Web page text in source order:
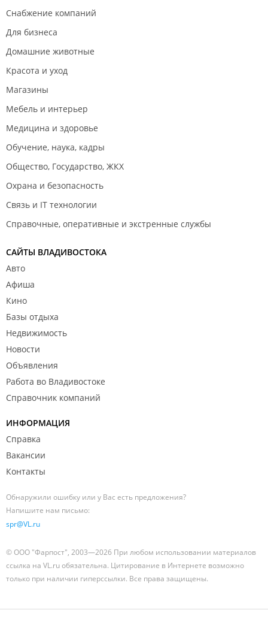
Снабжение компаний
Для бизнеса
Домашние животные
Красота и уход
Магазины
Мебель и интерьер
Медицина и здоровье
Обучение, наука, кадры
Общество, Государство, ЖКХ
Охрана и безопасность
Связь и IT технологии
Справочные, оперативные и экстренные службы
САЙТЫ ВЛАДИВОСТОКА
Авто
Афиша
Кино
Базы отдыха
Недвижимость
Новости
Объявления
Работа во Владивостоке
Справочник компаний
ИНФОРМАЦИЯ
Справка
Вакансии
Контакты
Обнаружили ошибку или у Вас есть предложения?
Напишите нам письмо:
spr@VL.ru
© ООО "Фарпост", 2003—2026 При любом использовании материалов
ссылка на VL.ru обязательна. Цитирование в Интернете возможно
только при наличии гиперссылки. Все права защищены.